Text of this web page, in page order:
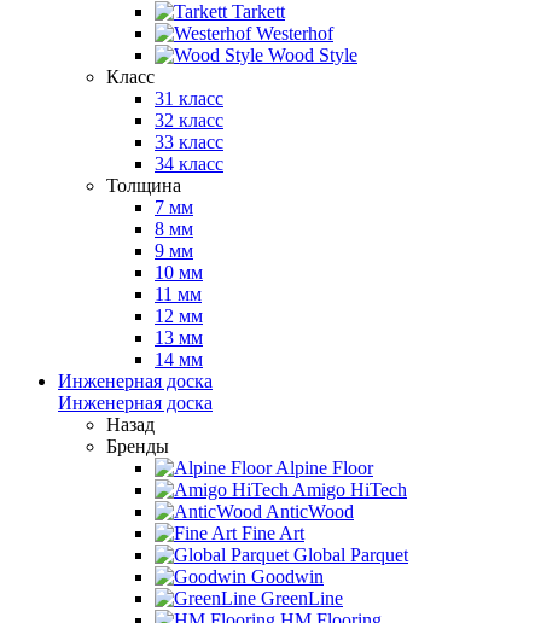
Tarkett
Westerhof
Wood Style
Класс
31 класс
32 класс
33 класс
34 класс
Толщина
7 мм
8 мм
9 мм
10 мм
11 мм
12 мм
13 мм
14 мм
Инженерная доска
Инженерная доска
Назад
Бренды
Alpine Floor
Amigo HiTech
AnticWood
Fine Art
Global Parquet
Goodwin
GreenLine